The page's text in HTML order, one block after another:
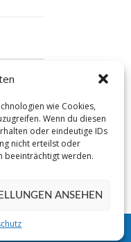
wie Cookies,
Wenn du diesen
oder eindeutige IDs
nicht erteilst oder
beeinträchtigt werden.
ANSEHEN